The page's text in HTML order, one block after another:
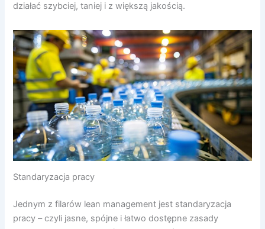
działać szybciej, taniej i z większą jakością.
Standaryzacja pracy
Jednym z filarów lean management jest standaryzacja
pracy – czyli jasne, spójne i łatwo dostępne zasady